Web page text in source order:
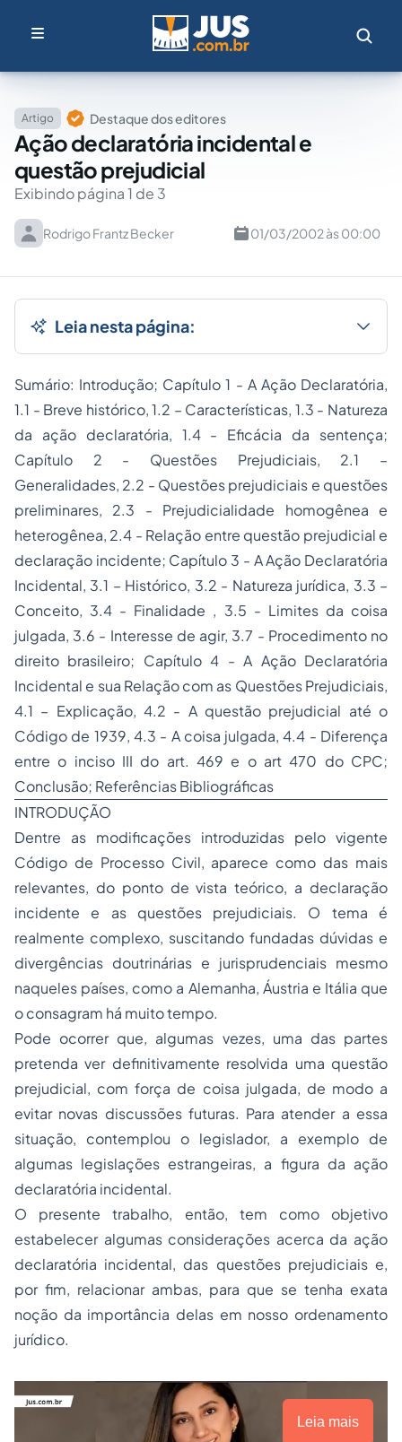
Artigo Destaque dos editores
Ação declaratória incidental e
questão prejudicial
Exibindo página 1 de 3
Rodrigo Frantz Becker 01/03/2002 às 00:00
Leia nesta página:
Sumário: Introdução; Capítulo 1 - A Ação Declaratória,
1.1 - Breve histórico, 1.2 – Características, 1.3 - Natureza
da ação declaratória, 1.4 - Eficácia da sentença;
Capítulo 2 - Questões Prejudiciais, 2.1 –
Generalidades, 2.2 - Questões prejudiciais e questões
preliminares, 2.3 - Prejudicialidade homogênea e
heterogênea, 2.4 - Relação entre questão prejudicial e
declaração incidente; Capítulo 3 - A Ação Declaratória
Incidental, 3.1 – Histórico, 3.2 - Natureza jurídica, 3.3 –
Conceito, 3.4 - Finalidade , 3.5 - Limites da coisa
julgada, 3.6 - Interesse de agir, 3.7 - Procedimento no
direito brasileiro; Capítulo 4 - A Ação Declaratória
Incidental e sua Relação com as Questões Prejudiciais,
4.1 – Explicação, 4.2 - A questão prejudicial até o
Código de 1939, 4.3 - A coisa julgada, 4.4 - Diferença
entre o inciso III do art. 469 e o art 470 do CPC;
Conclusão; Referências Bibliográficas
INTRODUÇÃO
Dentre as modificações introduzidas pelo vigente
Código de Processo Civil, aparece como das mais
relevantes, do ponto de vista teórico, a declaração
incidente e as questões prejudiciais. O tema é
realmente complexo, suscitando fundadas dúvidas e
divergências doutrinárias e jurisprudenciais mesmo
naqueles países, como a Alemanha, Áustria e Itália que
o consagram há muito tempo.
Pode ocorrer que, algumas vezes, uma das partes
pretenda ver definitivamente resolvida uma questão
prejudicial, com força de coisa julgada, de modo a
evitar novas discussões futuras. Para atender a essa
situação, contemplou o legislador, a exemplo de
algumas legislações estrangeiras, a figura da ação
declaratória incidental.
O presente trabalho, então, tem como objetivo
estabelecer algumas considerações acerca da ação
declaratória incidental, das questões prejudiciais e,
por fim, relacionar ambas, para que se tenha exata
noção da importância delas em nosso ordenamento
jurídico.
Leia mais